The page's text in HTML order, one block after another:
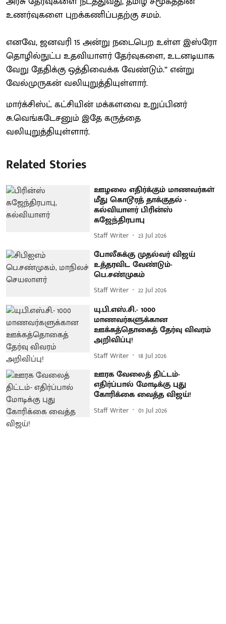
உணர்வுகளை புறக்கணிப்பதற்கு சமம்.
எனவே, ஜனவரி 15 அன்று நடைபெற உள்ள இஸ்ரோ
தொழில்நுட்ப உதவியாளர் தேர்வுகளை, உடனடியாக
வேறு தேதிக்கு ஒத்திவைக்க வேண்டும்.” என்று
வேல்முருகன் வலியுறுத்தியுள்ளார்.
மார்க்சிஸ்ட் கட்சியின் மக்களவை உறுப்பினர்
சு.வெங்கடேசனும் இதே கருத்தை
வலியுறுத்தியுள்ளார்.
Related Stories
ஊழலை எதிர்க்கும் மாணவர்கள்
மீது கொடூரத் தாக்குதல் -
கல்வியாளர் பிரின்ஸ்
கஜேந்திரபாபு
Staff Writer 23 Jul 2026
போலீசுக்கு முதல்வர் விஜய்
உத்தரவிட வேண்டும்-
பெ.சண்முகம்
Staff Writer 22 Jul 2026
யு.பி.எஸ்.சி.- 1000
மாணவர்களுக்கான
ஊக்கத்தொகைத் தேர்வு விவரம்
அறிவிப்பு!
Staff Writer 18 Jul 2026
ஊரக வேலைத் திட்டம்-
எதிர்ப்பால் மோடிக்கு புது
கோரிக்கை வைத்த விஜய்!
Staff Writer 01 Jul 2026